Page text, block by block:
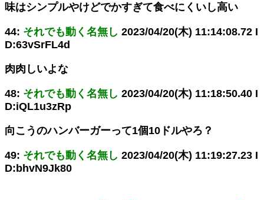
味はシンプルやけどでかすぎて食べにくいし高い
44: それでも動く名無し 2023/04/20(木) 11:14:08.72 I
D:63vSrFL4d
肉肉しいよな
48: それでも動く名無し 2023/04/20(木) 11:18:50.40 I
D:iQL1u3zRp
向こうのハンバーガーって1個10ドルやろ？
49: それでも動く名無し 2023/04/20(木) 11:19:27.23 I
D:bhvN9Jk80